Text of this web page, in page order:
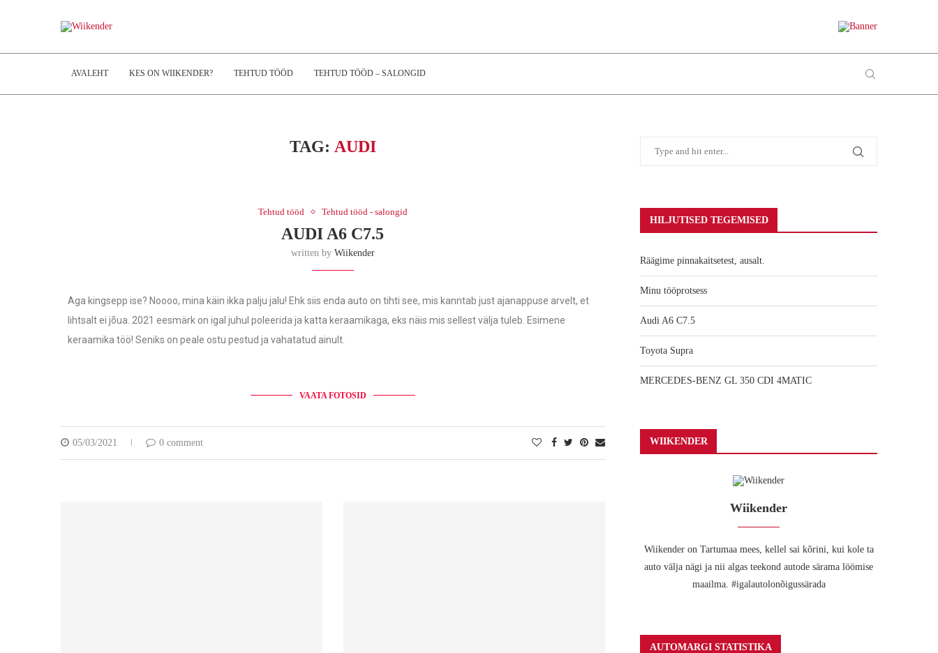
AVALEHT KES ON WIIKENDER? TEHTUD TÖÖD TEHTUD TÖÖD – SALONGID
TAG: AUDI
Tehtud tööd Tehtud tööd - salongid
AUDI A6 C7.5
written by Wiikender
Aga kingsepp ise? Noooo, mina käin ikka palju jalu! Ehk siis enda auto on tihti see, mis kanntab just ajanappuse arvelt, et
lihtsalt ei jõua. 2021 eesmärk on igal juhul poleerida ja katta keraamikaga, eks näis mis sellest välja tuleb. Esimene
keraamika töö! Seniks on peale ostu pestud ja vahatatud ainult.
VAATA FOTOSID
05/03/2021 0 comment
HILJUTISED TEGEMISED
Räägime pinnakaitsetest, ausalt.
Minu tööprotsess
Audi A6 C7.5
Toyota Supra
MERCEDES-BENZ GL 350 CDI 4MATIC
WIIKENDER
Wiikender
Wiikender on Tartumaa mees, kellel sai kõrini, kui kole ta
auto välja nägi ja nii algas teekond autode särama löömise
maailma. #igalautolonõigussärada
AUTOMARGI STATISTIKA